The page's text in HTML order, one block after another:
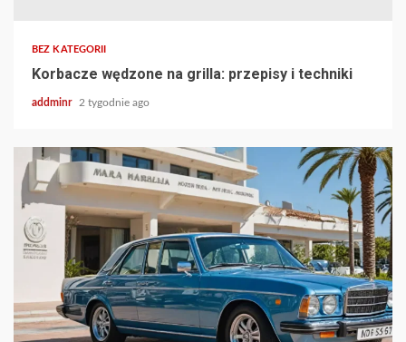
BEZ KATEGORII
Korbacze wędzone na grilla: przepisy i techniki
addminr 2 tygodnie ago